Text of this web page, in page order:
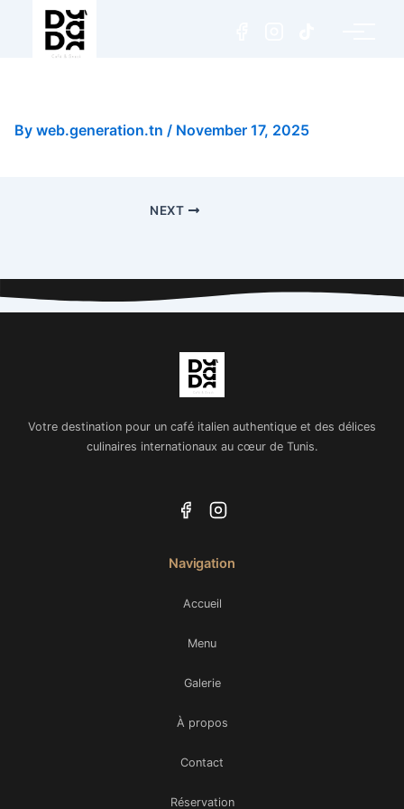
By web.generation.tn / November 17, 2025
NEXT
Votre destination pour un café italien authentique et des délices
culinaires internationaux au cœur de Tunis.
Navigation
Accueil
Menu
Galerie
À propos
Contact
Réservation